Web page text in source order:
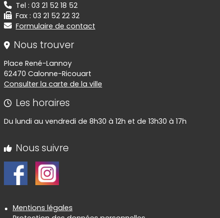
Tel : 03 21 52 18 52
Fax : 03 21 52 22 32
Formulaire de contact
Nous trouver
Place René-Lannoy
62470 Calonne-Ricouart
Consulter la carte de la ville
Les horaires
Du lundi au vendredi de 8h30 à 12h et de 13h30 à 17h
Nous suivre
Informations réglementaires
Mentions légales